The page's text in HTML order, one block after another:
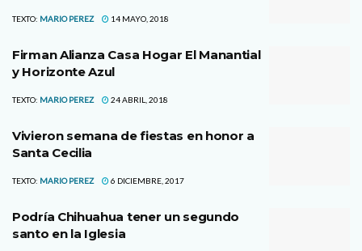
TEXTO: MARIO PEREZ 14 MAYO, 2018
Firman Alianza Casa Hogar El Manantial
y Horizonte Azul
TEXTO: MARIO PEREZ 24 ABRIL, 2018
Vivieron semana de fiestas en honor a
Santa Cecilia
TEXTO: MARIO PEREZ 6 DICIEMBRE, 2017
Podría Chihuahua tener un segundo
santo en la Iglesia